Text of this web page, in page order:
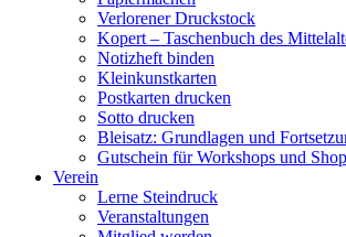
Verlorener Druckstock
Kopert – Taschenbuch des
Notizheft binden
Kleinkunstkarten
Postkarten drucken
Sotto drucken
Bleisatz: Grundlagen und
Gutschein für Workshops und Shop
Verein
Lerne Steindruck
Veranstaltungen